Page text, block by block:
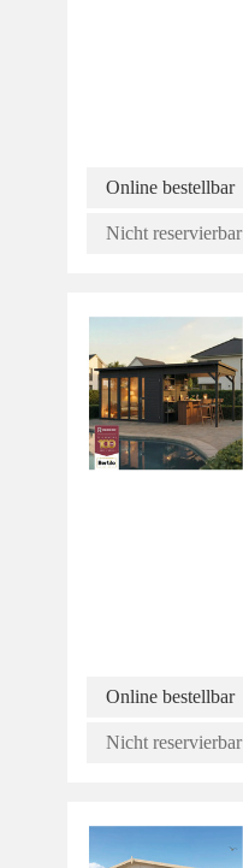
Online bestellbar
Nicht reservierbar
Online bestellbar
Nicht reservierbar